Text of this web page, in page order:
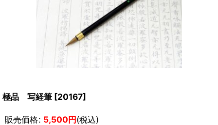
極品 写経筆 [20167]
販売価格: 5,500円(税込)